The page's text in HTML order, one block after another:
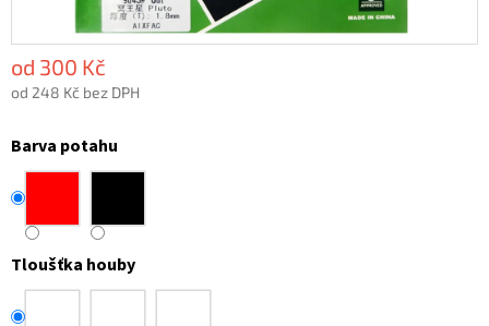
od 300 Kč
od 248 Kč bez DPH
cena:
Barva potahu
Tloušťka houby